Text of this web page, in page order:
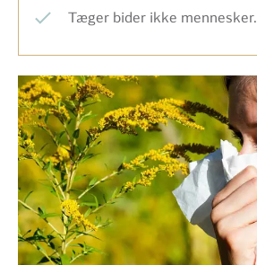
Tæger bider ikke mennesker.